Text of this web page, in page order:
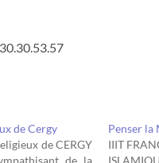
de Cergy
de CERGY
de la
Penser la
IIIT